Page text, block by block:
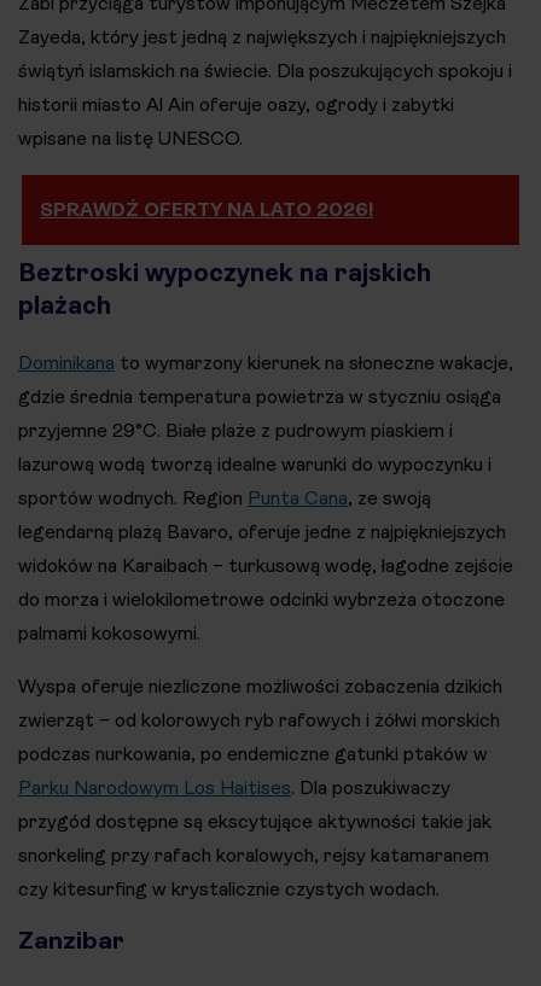
Zayeda, który jest jedną z największych i najpiękniejszych
świątyń islamskich na świecie. Dla poszukujących spokoju i
historii miasto Al Ain oferuje oazy, ogrody i zabytki
wpisane na listę UNESCO.
SPRAWDŹ OFERTY NA LATO 2026!
Beztroski wypoczynek na rajskich
plażach
Dominikana to wymarzony kierunek na słoneczne wakacje,
gdzie średnia temperatura powietrza w styczniu osiąga
przyjemne 29°C. Białe plaże z pudrowym piaskiem i
lazurową wodą tworzą idealne warunki do wypoczynku i
sportów wodnych. Region Punta Cana, ze swoją
legendarną plażą Bavaro, oferuje jedne z najpiękniejszych
widoków na Karaibach – turkusową wodę, łagodne zejście
do morza i wielokilometrowe odcinki wybrzeża otoczone
palmami kokosowymi.
Wyspa oferuje niezliczone możliwości zobaczenia dzikich
zwierząt – od kolorowych ryb rafowych i żółwi morskich
podczas nurkowania, po endemiczne gatunki ptaków w
Parku Narodowym Los Haitises. Dla poszukiwaczy
przygód dostępne są ekscytujące aktywności takie jak
snorkeling przy rafach koralowych, rejsy katamaranem
czy kitesurfing w krystalicznie czystych wodach.
Zanzibar